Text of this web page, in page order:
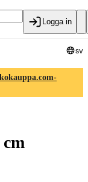
Logga in
sv